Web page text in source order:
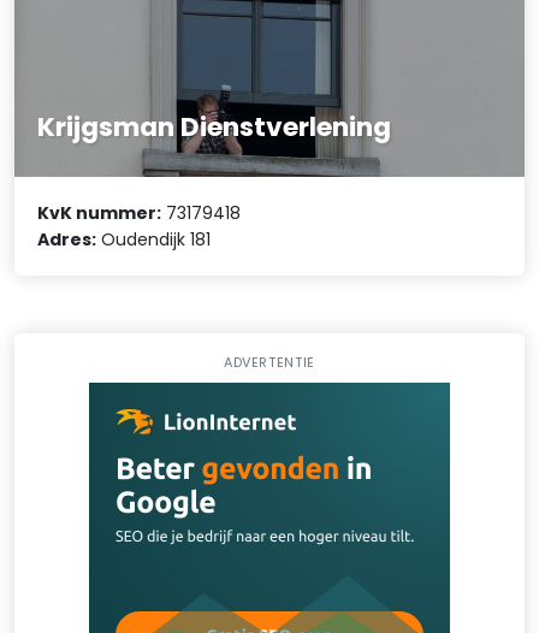
Krijgsman Dienstverlening
KvK nummer: 73179418
Adres: Oudendijk 181
ADVERTENTIE